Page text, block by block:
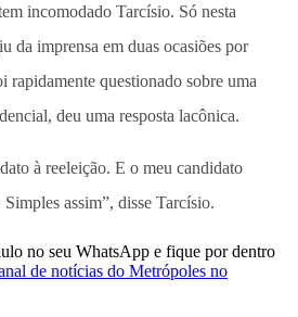
incomodado Tarcísio. Só nesta
da imprensa em duas ocasiões por
rapidamente questionado sobre uma
deu uma resposta lacônica.
à reeleição. E o meu candidato
assim”, disse Tarcísio.
no seu WhatsApp e fique por dentro
de notícias do Metrópoles no